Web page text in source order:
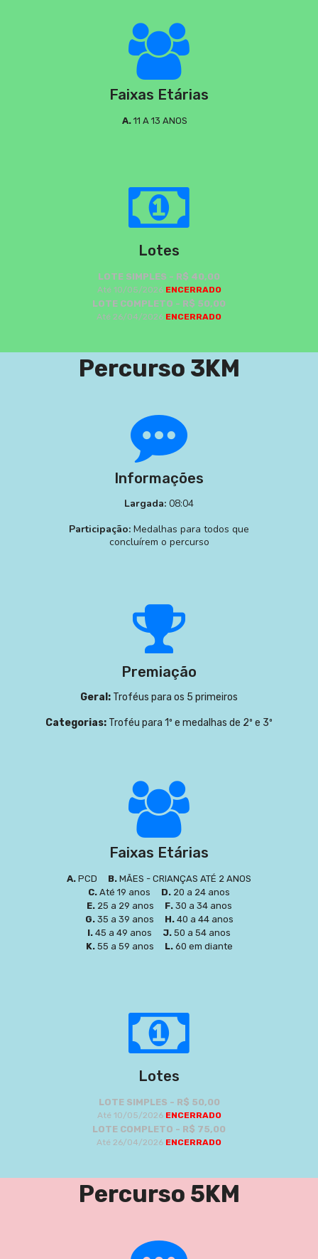
Faixas Etárias
A. 11 A 13 ANOS
Lotes
LOTE SIMPLES - R$ 40,00
Até 10/05/2026ENCERRADO
LOTE COMPLETO - R$ 50,00
Até 26/04/2026 ENCERRADO
Percurso 3KM
Informações
Largada: 08:04
Participação: Medalhas para todos que
concluírem o percurso
Premiação
Geral: Troféus para os 5 primeiros
Categorias: Troféu para 1º e medalhas de 2º e 3º
Faixas Etárias
A. PCD B. MÃES - CRIANÇAS ATÉ 2 ANOS
C. Até 19 anos D. 20 a 24 anos
E.25 a 29 anos F.30 a 34 anos
G.35 a 39 anos H.40 a 44 anos
I. 45 a 49 anos J. 50 a 54 anos
K.55 a 59 anos L.60 em diante
Lotes
LOTE SIMPLES - R$ 50,00
Até 10/05/2026ENCERRADO
LOTE COMPLETO - R$ 75,00
Até 26/04/2026 ENCERRADO
Percurso 5KM